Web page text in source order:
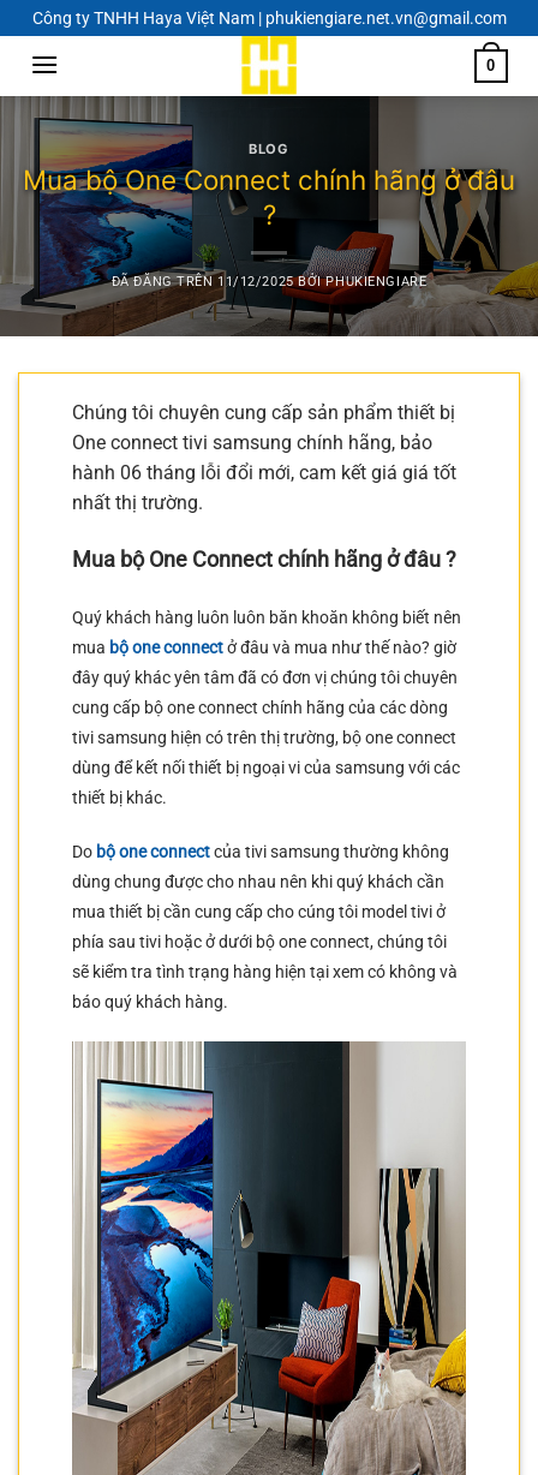
Chuyển
đến
dung
Công ty TNHH Haya Việt Nam | phukiengiare.net.vn@gmail.com
0
BLOG
Mua bộ One Connect chính hãng ở đâu
?
ĐÃ ĐĂNG TRÊN 11/12/2025 BỞIPHUKIENGIARE
Chúng tôi chuyên cung cấp sản phẩm thiết bị
One connect tivi samsung chính hãng, bảo
hành 06 tháng lỗi đổi mới, cam kết giá giá tốt
nhất thị trường.
Mua bộ One Connect chính hãng ở đâu ?
Quý khách hàng luôn luôn băn khoăn không biết nên
mua bộ one connectở đâu và mua như thế nào? giờ
đây quý khác yên tâm đã có đơn vị chúng tôi chuyên
cung cấp bộ one connect chính hãng của các dòng
tivi samsung hiện có trên thị trường, bộ one connect
dùng để kết nối thiết bị ngoại vi của samsung với các
thiết bị khác.
Do bộ one connectcủa tivi samsung thường không
dùng chung được cho nhau nên khi quý khách cần
mua thiết bị cần cung cấp cho cúng tôi model tivi ở
phía sau tivi hoặc ở dưới bộ one connect, chúng tôi
sẽ kiểm tra tình trạng hàng hiện tại xem có không và
báo quý khách hàng.